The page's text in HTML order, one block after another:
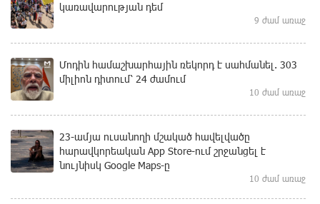
կառավարության դեմ
9 ժամ առաջ
Մոդին համաշխարհային ռեկորդ է սահմանել. 303
միլիոն դիտում՝ 24 ժամում
10 ժամ առաջ
23-ամյա ուսանողի մշակած հավելվածը
հարավկորեական App Store-ում շրջանցել է
նույնիսկ Google Maps-ը
10 ժամ առաջ